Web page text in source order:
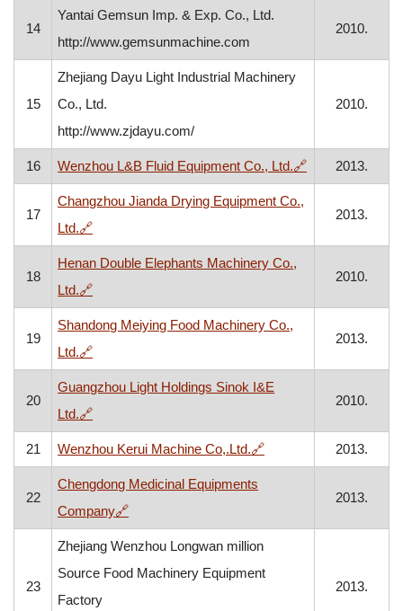
14
Yantai Gemsun Imp. & Exp. Co., Ltd.
http://www.gemsunmachine.com
2010.
15
Zhejiang Dayu Light Industrial Machinery
Co., Ltd.
http://www.zjdayu.com/
2010.
16 Wenzhou L&B Fluid Equipment Co., Ltd.🔗, otvara se u
2013.
17
Changzhou Jianda Drying Equipment Co.,
Ltd.🔗, otvara se u novom prozoru
2013.
18
Henan Double Elephants Machinery Co.,
Ltd.🔗, otvara se u novom prozoru
2010.
19
Shandong Meiying Food Machinery Co.,
Ltd.🔗, otvara se u novom prozoru
2013.
20
Guangzhou Light Holdings Sinok I&E
Ltd.🔗, otvara se u novom prozoru
2010.
21 Wenzhou Kerui Machine Co,.Ltd.🔗, otvara se u novom
2013.
22
Chengdong Medicinal Equipments
Company🔗, otvara se u novom prozoru
2013.
23
Zhejiang Wenzhou Longwan million
Source Food Machinery Equipment
Factory
2013.